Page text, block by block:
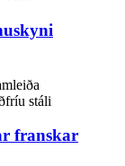
franskar